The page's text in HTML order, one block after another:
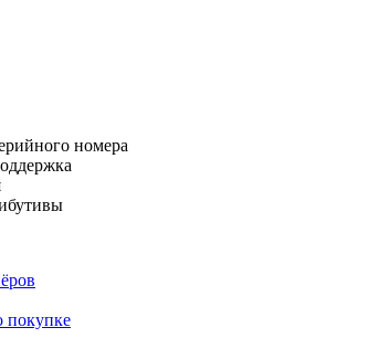
номера
покупке